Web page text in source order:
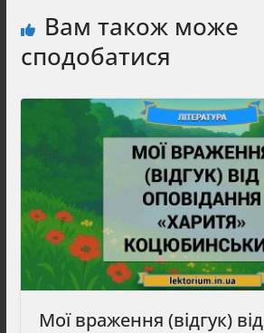
Вам також може
сподобатися
Мої враження (відгук) від